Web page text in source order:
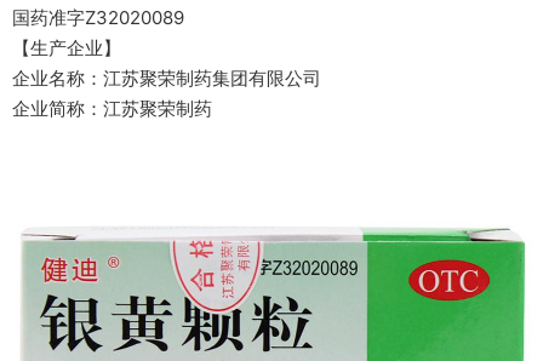
国药准字Z32020089
【生产企业】
企业名称：江苏聚荣制药集团有限公司
企业简称：江苏聚荣制药